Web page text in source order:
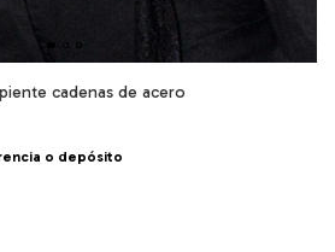
cadenas de acero
o depósito